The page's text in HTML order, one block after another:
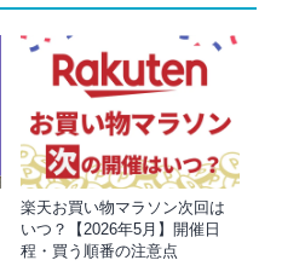
楽天お買い物マラソン次回は
いつ？【2026年5月】開催日
程・買う順番の注意点